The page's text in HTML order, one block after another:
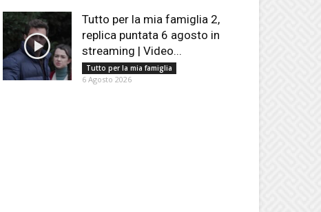
Tutto per la mia famiglia 2,
replica puntata 6 agosto in
streaming | Video...
Tutto per la mia famiglia
6 Agosto 2026